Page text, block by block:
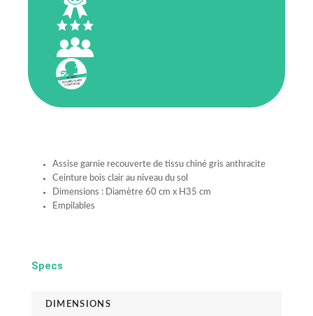
Assise garnie recouverte de tissu chiné gris anthracite
Ceinture bois clair au niveau du sol
Dimensions : Diamètre 60 cm x H35 cm
Empilables
Specs
DIMENSIONS